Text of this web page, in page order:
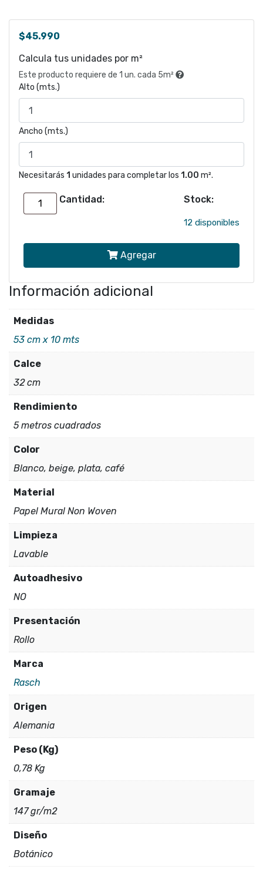
$45.990
Calcula tus unidades por m²
Este producto requiere de 1 un. cada 5m²
Alto (mts.)
Ancho (mts.)
Necesitarás 1 unidades para completar los 1.00 m².
Cantidad:
Papel
cantidad
Stock:
12 disponibles
Agregar
Información adicional
Medidas
53 cm x 10 mts
Calce
32 cm
Rendimiento
5 metros cuadrados
Color
Blanco, beige, plata, café
Material
Papel Mural Non Woven
Limpieza
Lavable
Autoadhesivo
NO
Presentación
Rollo
Marca
Rasch
Origen
Alemania
Peso (Kg)
0,78 Kg
Gramaje
147 gr/m2
Diseño
Botánico